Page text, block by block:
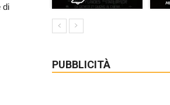
di
PUBBLICITÀ